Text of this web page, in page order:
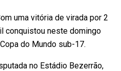
uma vitória de virada por 2
conquistou neste domingo
do Mundo sub-17.
no Estádio Bezerrão,